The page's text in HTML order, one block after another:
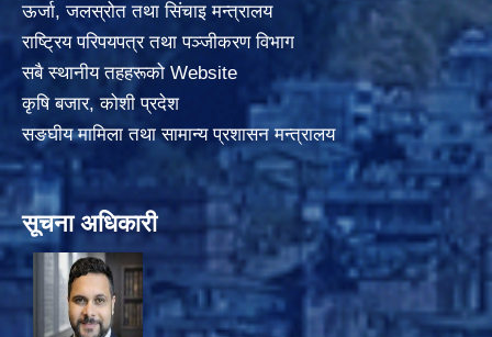
ऊर्जा, जलस्रोत तथा सिंचाइ मन्त्रालय
राष्ट्रिय परिपयपत्र तथा पञ्जीकरण विभाग
सबै स्थानीय तहहरूको Website
कृषि बजार, कोशी प्रदेश
सङघीय मामिला तथा सामान्य प्रशासन मन्त्रालय
सूचना अधिकारी